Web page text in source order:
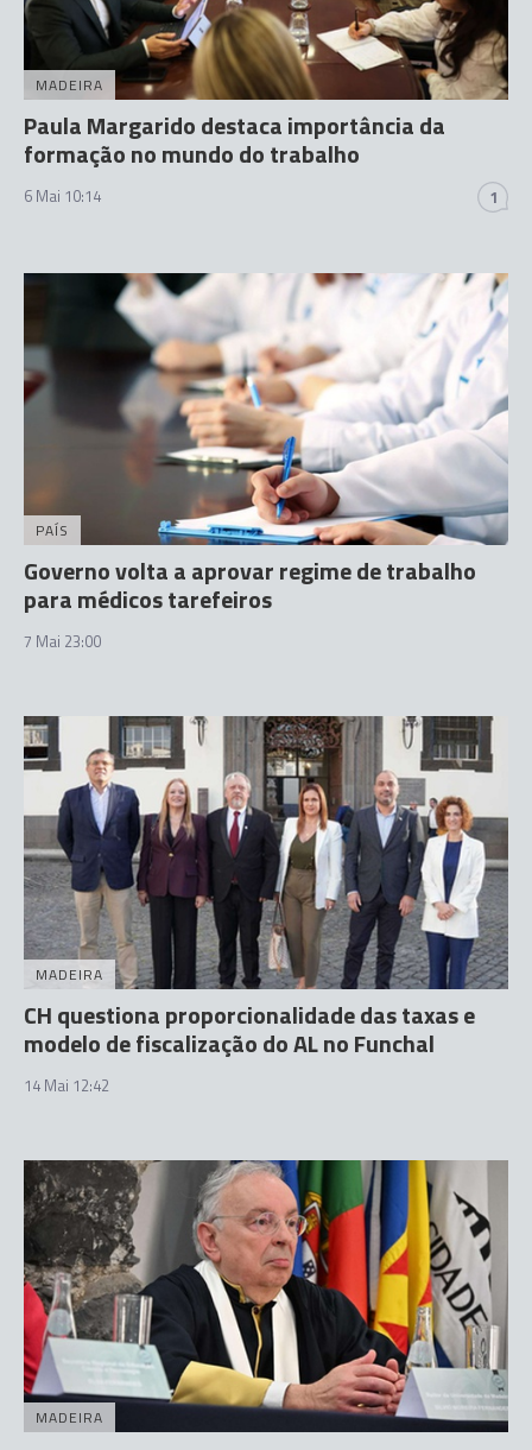
MADEIRA
Paula Margarido destaca importância da
formação no mundo do trabalho
6 Mai 10:14 1
PAÍS
Governo volta a aprovar regime de trabalho
para médicos tarefeiros
7 Mai 23:00
MADEIRA
CH questiona proporcionalidade das taxas e
modelo de fiscalização do AL no Funchal
14 Mai 12:42
MADEIRA